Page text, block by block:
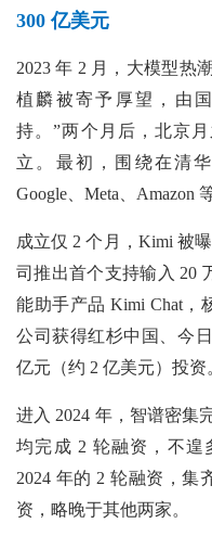
300 亿美元
2023 年 2 月，大模型热
植麟被寄予厚望，由
持。”两个月后，北京
立。最初，围绕在清
Google、Meta、Amazon
成立仅 2 个月，Kimi 被
司推出首个支持输入 20
能助手产品 Kimi Chat，
公司获得红杉中国、今
亿元（约 2 亿美元）投资
进入 2024 年，智谱密集
均完成 2 轮融资，不遑
2024 年的 2 轮融资，集
资，略晚于其他两家。